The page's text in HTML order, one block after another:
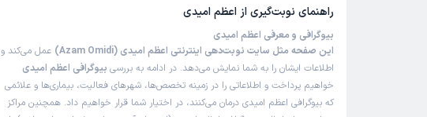
کاربر دکترتو (
1404/11/07
این پزشک را پیشنهاد میکنم
زمان انتظار:
راهنمای نوبت‌گیری از اعظم امیدی
بیوگرافی و معرفی اعظم امیدی
این صفحه مثل سایت نوبت‌دهی اینترنتی اعظم امیدی (Azam Omidi)
عمل می‌کند و
اطلاعات ایشان را به شما نمایش می‌دهد. در ادامه به بررسی بیوگرافی اعظم امیدی
خواهیم پرداخت و اطلاعاتی را در زمینه تخصص‌ها، شهرهای فعالیت، بیماری‌ها و علائمی
که بیوگرافی اعظم امیدی درمان می‌کنند، در اختیار شما قرار خواهیم داد. همچنین مراکز